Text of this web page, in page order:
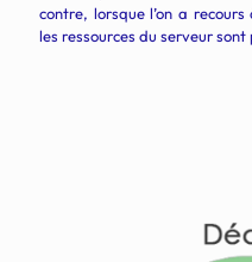
contre, lorsque l’on a recours
les ressources du serveur